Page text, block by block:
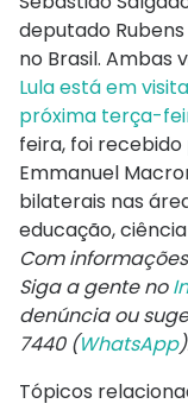
deputado
no Brasil. Ambas
Lula está em
próxima terça-
feira, foi
Emmanuel
bilaterais nas
educação,
Com
Siga a gente no
denúncia ou
7440 (WhatsApp
Tópicos